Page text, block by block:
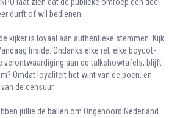
durft of wil bedienen.
kijker is loyaal aan authentieke stemmen. Kijk
Inside. Ondanks elke rel, elke boycot-
verontwaardiging aan de talkshowtafels, blijft
Omdat loyaliteit het wint van de poen, en
de censuur.
jullie de ballen om Ongehoord Nederland